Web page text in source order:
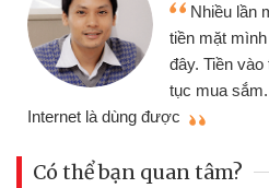
không mang
tiền nóng tại
là mình lại tiếp
điện thoại có
Có thể bạn quan tâm?